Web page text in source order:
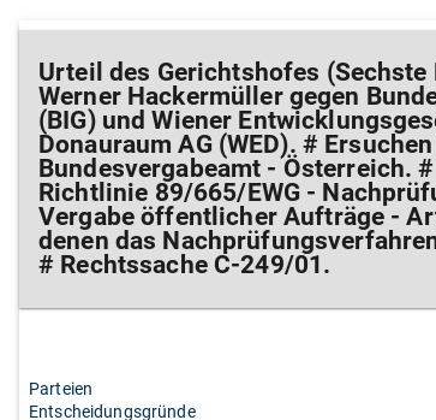
Urteil des Gerichtshofes
Werner Hackermüller gegen
(BIG) und Wiener
Donauraum AG (WED). #
Bundesvergabeamt - Österreich.
Richtlinie 89/665/EWG -
Vergabe öffentlicher Aufträge -
denen das
# Rechtssache C-249/01.
Parteien
Entscheidungsgründe